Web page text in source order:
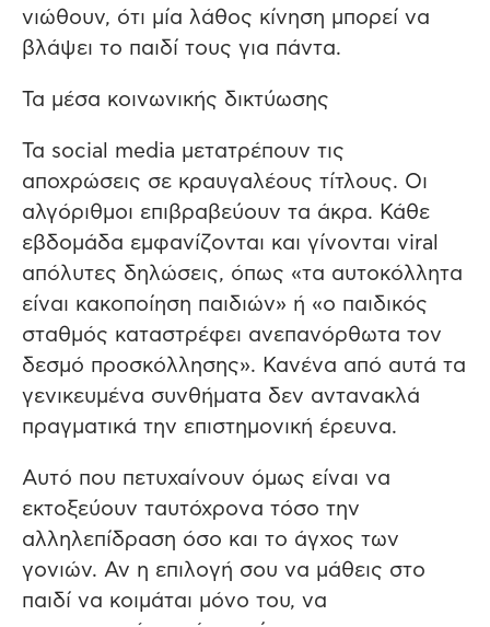
νιώθουν, ότι μία λάθος κίνηση μπορεί να
βλάψει το παιδί τους για πάντα.
Τα μέσα κοινωνικής δικτύωσης
Τα social media μετατρέπουν τις
αποχρώσεις σε κραυγαλέους τίτλους. Οι
αλγόριθμοι επιβραβεύουν τα άκρα. Κάθε
εβδομάδα εμφανίζονται και γίνονται viral
απόλυτες δηλώσεις, όπως «τα αυτοκόλλητα
είναι κακοποίηση παιδιών» ή «ο παιδικός
σταθμός καταστρέφει ανεπανόρθωτα τον
δεσμό προσκόλλησης». Κανένα από αυτά τα
γενικευμένα συνθήματα δεν αντανακλά
πραγματικά την επιστημονική έρευνα.
Αυτό που πετυχαίνουν όμως είναι να
εκτοξεύουν ταυτόχρονα τόσο την
αλληλεπίδραση όσο και το άγχος των
γονιών. Αν η επιλογή σου να μάθεις στο
παιδί να κοιμάται μόνο του, να